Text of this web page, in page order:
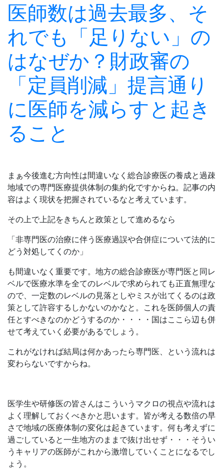
医師数は過去最多、そ
れでも「足りない」の
はなぜか？財政審の
「定員削減」提言通り
に医師を減らすと起き
ること
まぁ今後進む方向性は間違いなく総合診療医の養成と過疎
地域での専門医療提供体制の集約化ですからね。記事の内
容はよく現状を把握されているなと考えています。
その上で上記をきちんと政策として進めるなら
「非専門医の治療に伴う医療過誤や合併症について法的に
どう対処してくのか」
も間違いなく重要です。地方の総合診療医が専門医と同レ
ベルで医療水準を全てのレベルで求められても正直無理な
ので、一定数のレベルの見落としやミスが出てくるのは政
策として許容するしかないのかなと。これを医師個人の責
任とすべきなのかどうするのか・・・・国はここら辺も併
せて考えていく必要があるでしょう。
これがなければ結局は何かあったら専門医、という流れは
変わらないですからね。
医学生や研修医の皆さんはこういうマクロの視点や流れは
よく理解しておくべきかと思います。皆が考える数倍の早
さで地域の医療体制の変化は起きています。何も考えずに
過ごしていると一生地方のままで抜け出せず・・・そうい
うキャリアの医師がこれから激増していくことになるでし
ょう。